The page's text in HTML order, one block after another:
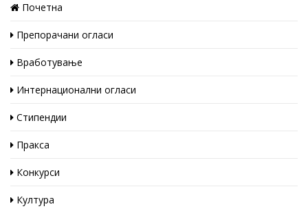
Почетна
Препорачани огласи
Вработување
Интернационални огласи
Стипендии
Пракса
Конкурси
Култура